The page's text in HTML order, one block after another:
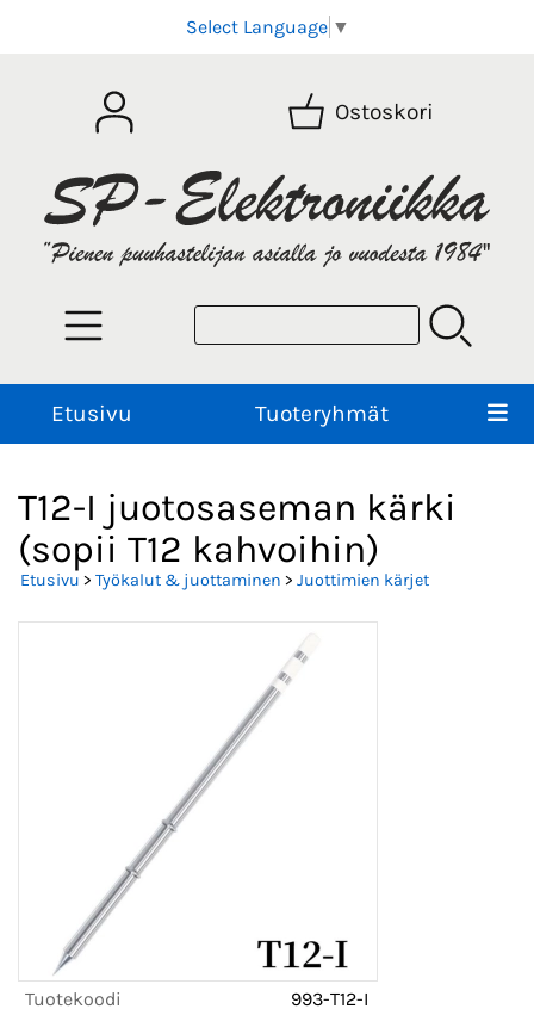
Select Language ▼
Ostoskori
Etusivu Tuoteryhmät
T12-I juotosaseman kärki
(sopii T12 kahvoihin)
Etusivu > Työkalut & juottaminen > Juottimien kärjet
Tuotekoodi
993-T12-I